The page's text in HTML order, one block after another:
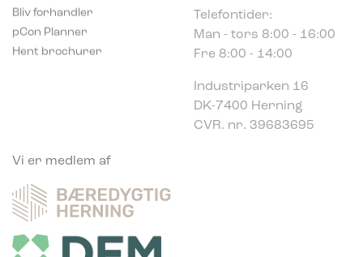
Bliv forhandler
pCon Planner
Hent brochurer
CVR. nr. 39683695
Vi er medlem af